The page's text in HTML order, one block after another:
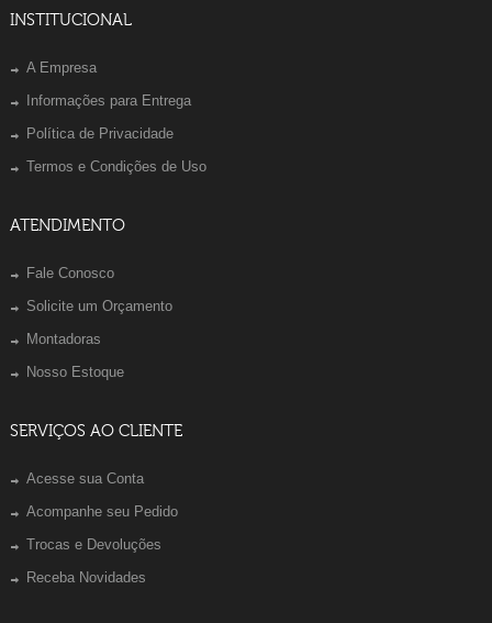
INSTITUCIONAL
A Empresa
Informações para Entrega
Política de Privacidade
Termos e Condições de Uso
ATENDIMENTO
Fale Conosco
Solicite um Orçamento
Montadoras
Nosso Estoque
SERVIÇOS AO CLIENTE
Acesse sua Conta
Acompanhe seu Pedido
Trocas e Devoluções
Receba Novidades